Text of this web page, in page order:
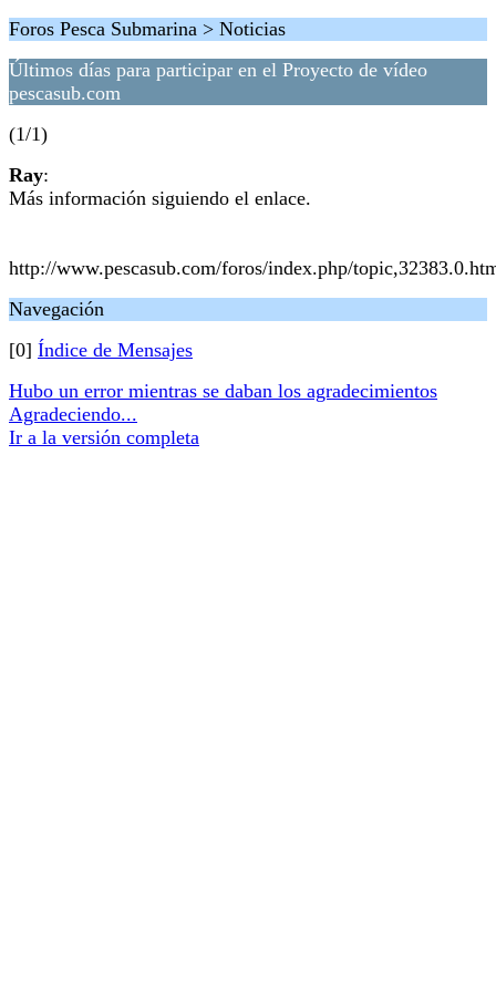
Foros Pesca Submarina > Noticias
Últimos días para participar en el Proyecto de vídeo
pescasub.com
(1/1)
Ray:
Más información siguiendo el enlace.
http://www.pescasub.com/foros/index.php/
Navegación
[0] Índice de Mensajes
Hubo un error mientras se daban los agradecimientos
Agradeciendo...
Ir a la versión completa